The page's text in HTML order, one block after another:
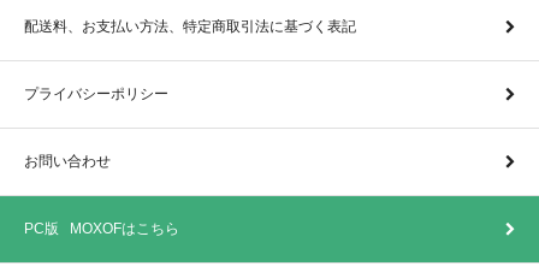
配送料、お支払い方法、特定商取引法に基づく表記
プライバシーポリシー
お問い合わせ
PC版 MOXOFはこちら